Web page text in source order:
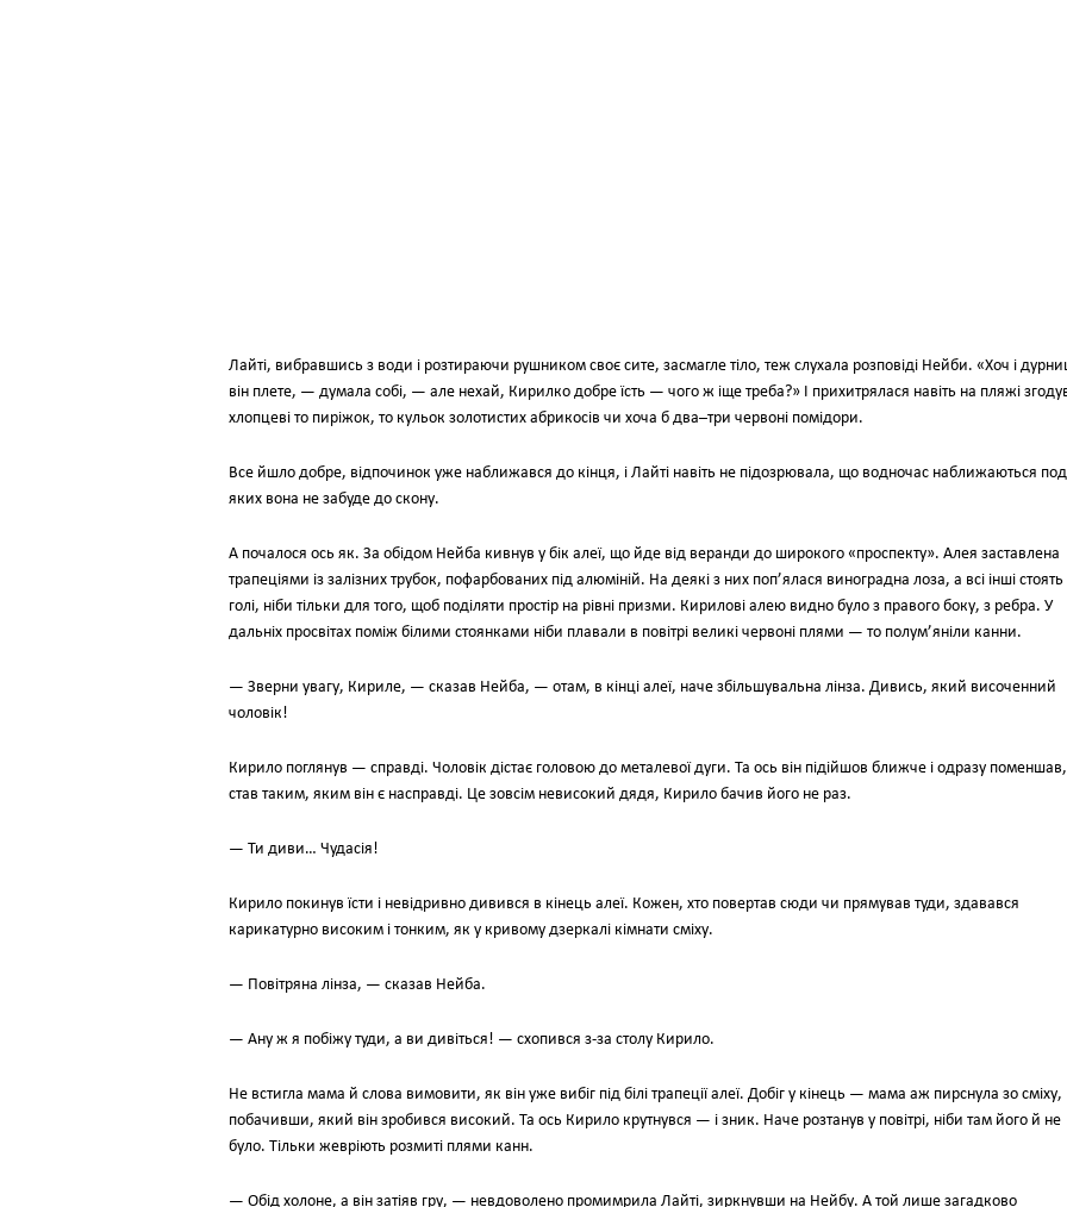
Лайті, вибравшись з води і розтираючи рушником своє сите, засмагле тіло, теж слухала розповіді Нейби. «Хоч і
він плете, — думала собі, — але нехай, Кирилко добре їсть — чого ж іще треба?» І прихитрялася навіть на пляжі
хлопцеві то пиріжок, то кульок золотистих абрикосів чи хоча б два–три червоні помідори.
Все йшло добре, відпочинок уже наближався до кінця, і Лайті навіть не підозрювала, що водночас наближаються
яких вона не забуде до скону.
А почалося ось як. За обідом Нейба кивнув у бік алеї, що йде від веранди до широкого «проспекту». Алея заставлена
трапеціями із залізних трубок, пофарбованих під алюміній. На деякі з них поп’ялася виноградна лоза, а всі інші стоять
голі, ніби тільки для того, щоб поділяти простір на рівні призми. Кирилові алею видно було з правого боку, з ребра. У
дальніх просвітах поміж білими стоянками ніби плавали в повітрі великі червоні плями — то полум’яніли канни.
— Зверни увагу, Кириле, — сказав Нейба, — отам, в кінці алеї, наче збільшувальна лінза. Дивись, який височенний
чоловік!
Кирило поглянув — справді. Чоловік дістає головою до металевої дуги. Та ось він підійшов ближче і одразу поменшав,
став таким, яким він є насправді. Це зовсім невисокий дядя, Кирило бачив його не раз.
— Ти диви… Чудасія!
Кирило покинув їсти і невідривно дивився в кінець алеї. Кожен, хто повертав сюди чи прямував туди, здавався
карикатурно високим і тонким, як у кривому дзеркалі кімнати сміху.
— Повітряна лінза, — сказав Нейба.
— Ану ж я побіжу туди, а ви дивіться! — схопився з-за столу Кирило.
Не встигла мама й слова вимовити, як він уже вибіг під білі трапеції алеї. Добіг у кінець — мама аж пирснула зо сміху,
побачивши, який він зробився високий. Та ось Кирило крутнувся — і зник. Наче розтанув у повітрі, ніби там його й не
було. Тільки жевріють розмиті плями канн.
— Обід холоне, а він затіяв гру, — невдоволено промимрила Лайті, зиркнувши на Нейбу. А той лише загадково